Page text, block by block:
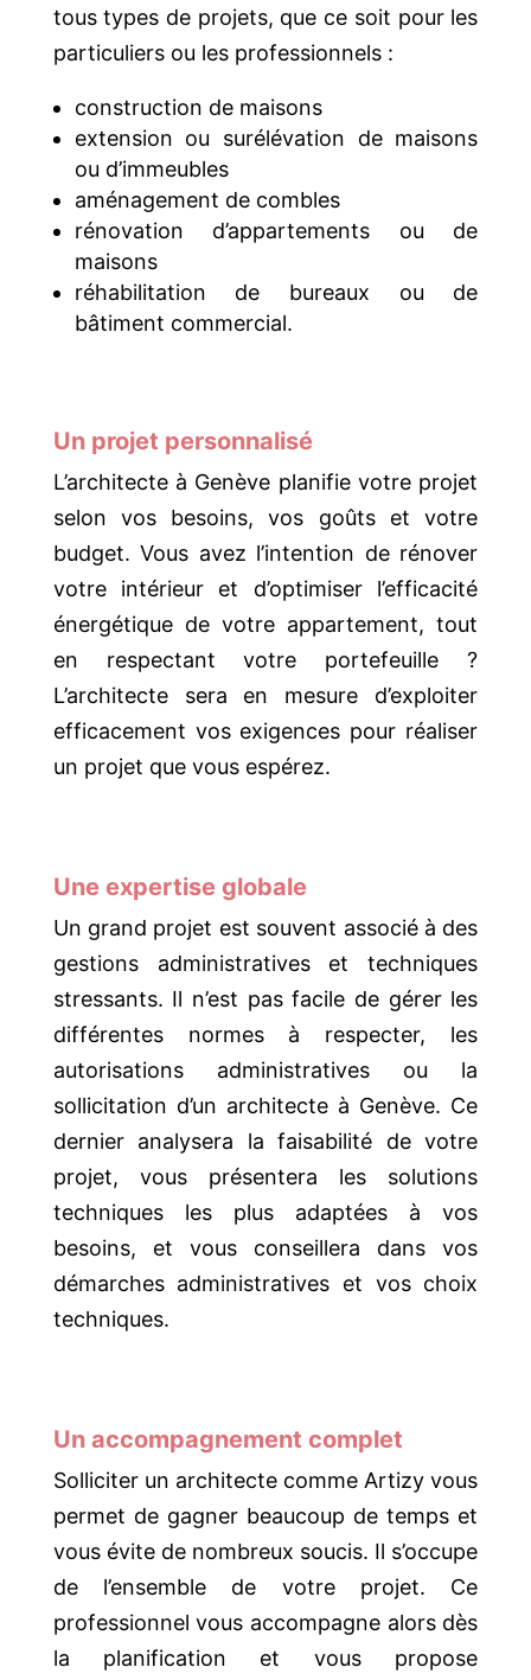
tous types de projets, que ce soit pour les
particuliers ou les professionnels :
construction de maisons
extension ou surélévation de maisons
ou d’immeubles
aménagement de combles
rénovation d’appartements ou de
maisons
réhabilitation de bureaux ou de
bâtiment commercial.
Un projet personnalisé
L’architecte à Genève planifie votre projet
selon vos besoins, vos goûts et votre
budget. Vous avez l’intention de rénover
votre intérieur et d’optimiser l’efficacité
énergétique de votre appartement, tout
en respectant votre portefeuille ?
L’architecte sera en mesure d’exploiter
efficacement vos exigences pour réaliser
un projet que vous espérez.
Une expertise globale
Un grand projet est souvent associé à des
gestions administratives et techniques
stressants. Il n’est pas facile de gérer les
différentes normes à respecter, les
autorisations administratives ou la
sollicitation d’un architecte à Genève. Ce
dernier analysera la faisabilité de votre
projet, vous présentera les solutions
techniques les plus adaptées à vos
besoins, et vous conseillera dans vos
démarches administratives et vos choix
techniques.
Un accompagnement complet
Solliciter un architecte comme Artizy vous
permet de gagner beaucoup de temps et
vous évite de nombreux soucis. Il s’occupe
de l’ensemble de votre projet. Ce
professionnel vous accompagne alors dès
la planification et vous propose